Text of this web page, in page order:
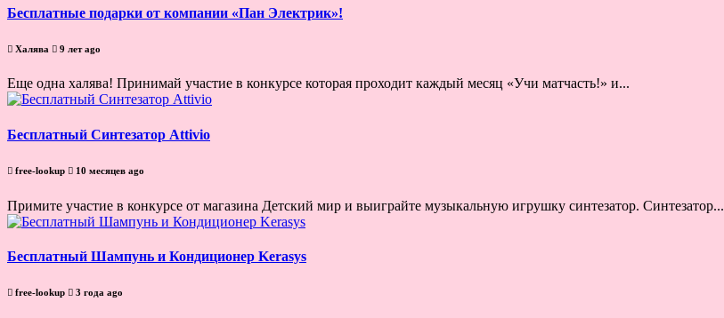
Бесплатные подарки от компании «Пан Электрик»!
Халява 9 лет ago
Еще одна халява! Принимай участие в конкурсе которая проходит каждый месяц «Учи матчасть!» и...
Бесплатный Синтезатор Attivio
free-lookup 10 месяцев ago
Примите участие в конкурсе от магазина Детский мир и выиграйте музыкальную игрушку синтезатор. Синтезатор...
Бесплатный Шампунь и Кондиционер Kerasys
free-lookup 3 года ago